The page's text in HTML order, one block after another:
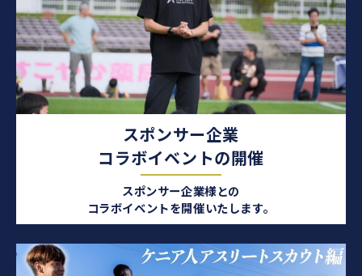
スポンサー企業
コラボイベントの開催
スポンサー企業様との
コラボイベントを開催いたします。